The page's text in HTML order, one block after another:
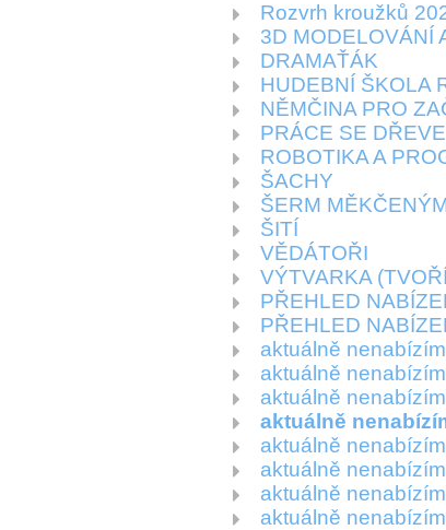
Kroužky
Rozvrh kroužků
3D MODELOVÁNÍ
DRAMAŤÁK
HUDEBNÍ ŠKOLA
NĚMČINA PRO
PRÁCE SE
ROBOTIKA A
ŠACHY
ŠERM
ŠITÍ
VĚDÁTOŘI
VÝTVARKA
PŘEHLED
PŘEHLED
aktuálně
aktuálně
aktuálně
aktuálně
aktuálně
aktuálně
aktuálně
aktuálně